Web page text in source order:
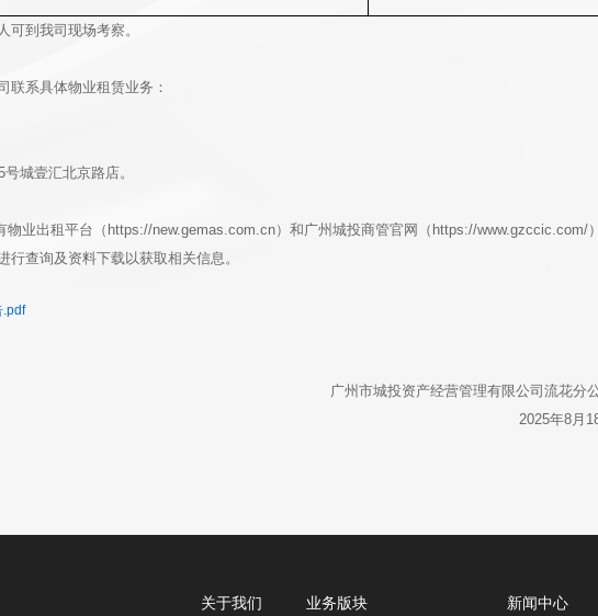
可到我司现场考察。
联系具体物业租赁业务：
城壹汇北京路店。
物业出租平台（https://new.gemas.com.cn）和广州城投商管官网（https://www.gzccic.com/）
查询及资料下载以获取相关信息。
.pdf
广州市城投资产经营管理有限公司流花分
2025年8月
关于我们 业务版块 新闻中心